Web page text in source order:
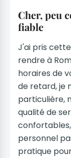
Cher, peu
fiable
J'ai pris
rendre à
horaires de
de retard, je
particulière,
qualité de
personnel
pratique